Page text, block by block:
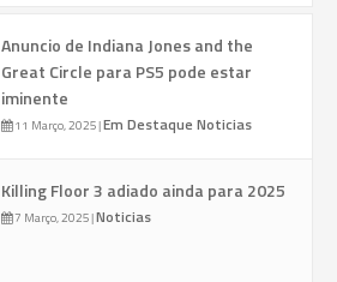
Anuncio de Indiana Jones and the
Great Circle para PS5 pode estar
iminente
11 Março, 2025|Em Destaque Noticias
Killing Floor 3 adiado ainda para 2025
7 Março, 2025|Noticias